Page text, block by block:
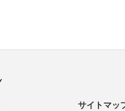
サイトマッ